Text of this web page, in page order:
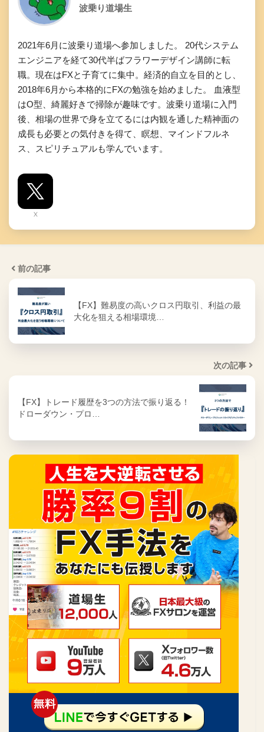
波乗り道場生
2021年6月に波乗り道場へ参加しました。 20代システム
エンジニアを経て30代半ばフラワーデザイン講師に転
職。現在はFXと子育てに集中。経済的自立を目的とし、
2018年6月から本格的にFXの勉強を始めました。 血液型
はO型、綺麗好きで掃除が趣味です。波乗り道場に入門
後、相場の世界で身を立てるには内観を通した精神面の
成長も必要との気付きを得て、瞑想、マインドフルネ
ス、スピリチュアルも学んでいます。
X
前の記事
【FX】難易度の高いクロス円取引、利益の最
大化を狙える相場環境…
次の記事
【FX】トレード履歴を3つの方法で振り返る！
ドローダウン・プロ…